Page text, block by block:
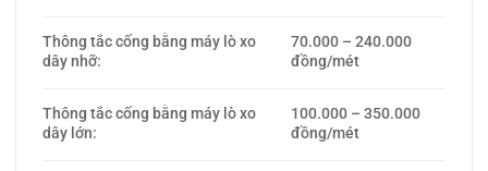
Thông tắc cống bằng máy lò xo
dây nhỡ:
70.000 – 240.000
đồng/mét
Thông tắc cống bằng máy lò xo
dây lớn:
100.000 – 350.000
đồng/mét